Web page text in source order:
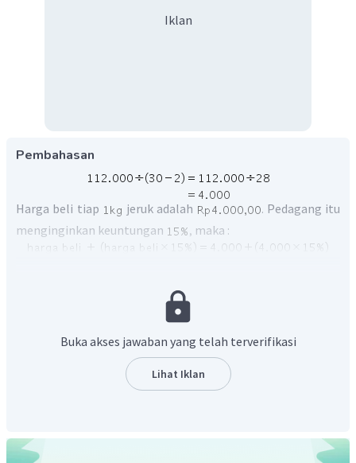
Iklan
Pembahasan
Harga beli tiap jeruk adalah . Pedagang itu
menginginkan keuntungan
, maka :
Oleh karena itu, jawaban yang benar adalah C.
Buka akses jawaban yang telah terverifikasi
Lihat Iklan